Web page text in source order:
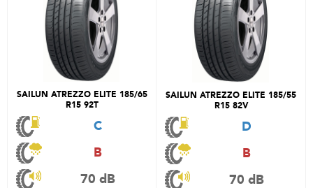
SAILUN ATREZZO ELITE 185/65
R15 92T
C
B
70 dB
SAILUN ATREZZO ELITE 185/55
R15 82V
D
B
70 dB